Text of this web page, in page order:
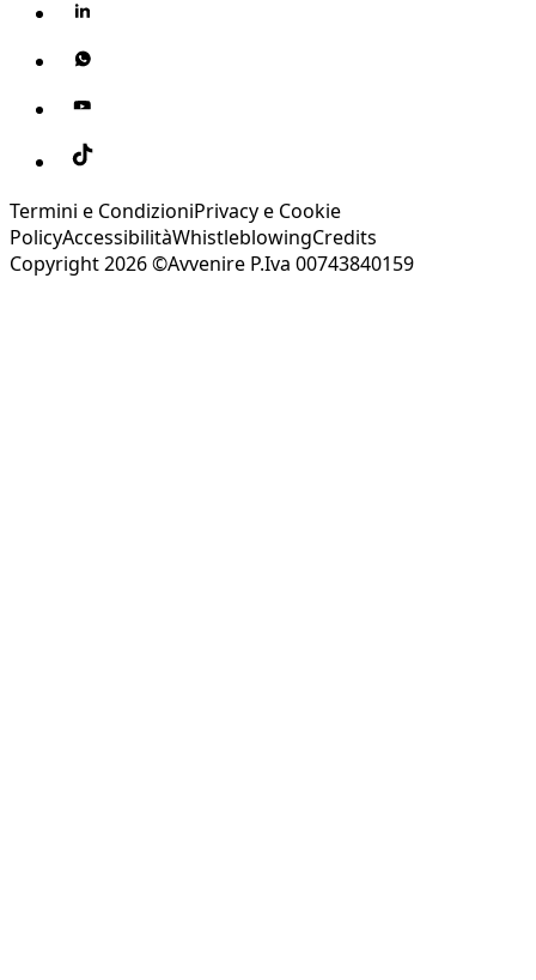
Termini e CondizioniPrivacy e Cookie
PolicyAccessibilitàWhistleblowingCredits
Copyright 2026 ©Avvenire P.Iva 00743840159